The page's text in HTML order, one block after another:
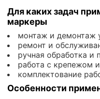
Для каких задач
маркеры
монтаж и демонтаж
ремонт и
ручная обработка и
работа с крепежом
комплектование
Особенности